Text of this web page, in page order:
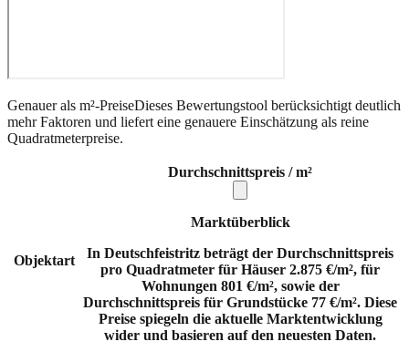
Genauer als m²-PreiseDieses Bewertungstool berücksichtigt deutlich
mehr Faktoren und liefert eine genauere Einschätzung als reine
Quadratmeterpreise.
Objektart
Durchschnittspreis / m²
Marktüberblick
In Deutschfeistritz beträgt der Durchschnittspreis
pro Quadratmeter für Häuser 2.875 €/m², für
Wohnungen 801 €/m², sowie der
Durchschnittspreis für Grundstücke 77 €/m². Diese
Preise spiegeln die aktuelle Marktentwicklung
wider und basieren auf den neuesten Daten.